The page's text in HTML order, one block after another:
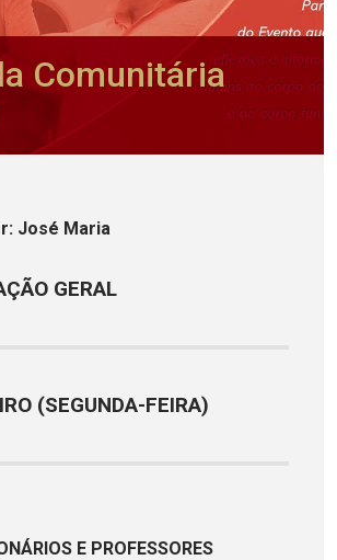
Comunitária
: José Maria
GERAL
(SEGUNDA-FEIRA)
E PROFESSORES